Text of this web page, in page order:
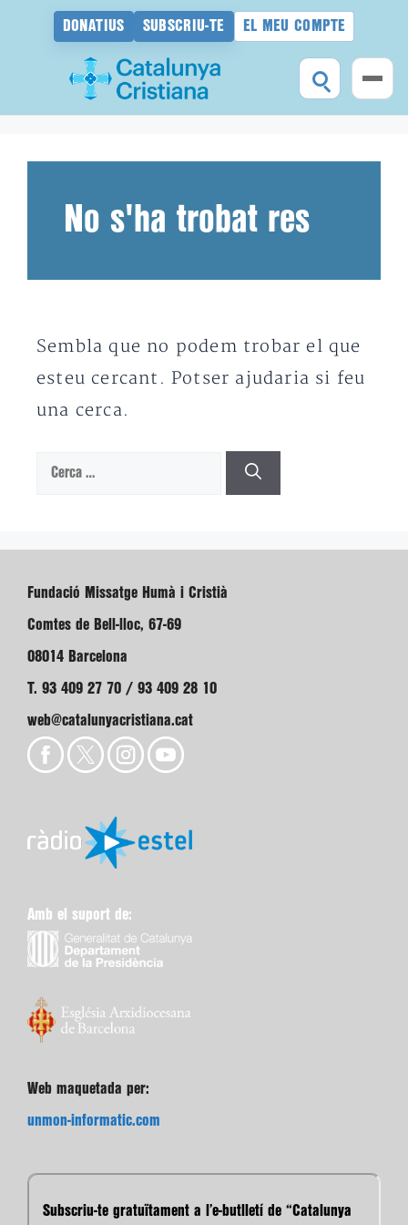
DONATIUS SUBSCRIU-TE EL MEU COMPTE
No s'ha trobat res
Sembla que no podem trobar el que
esteu cercant. Potser ajudaria si feu
una cerca.
Cerca:
Fundació Missatge Humà i Cristià
Comtes de Bell-lloc, 67-69
08014 Barcelona
T. 93 409 27 70 / 93 409 28 10
web@catalunyacristiana.cat
Amb el suport de:
Web maquetada per:
unmon-informatic.com
Subscriu-te gratuïtament a l’e-butlletí de “Catalunya